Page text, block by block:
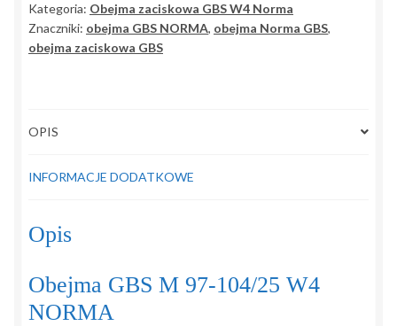
>97-
104/25<
Kategoria: Obejma zaciskowa GBS W4 Norma
Znaczniki: obejma GBS NORMA, obejma Norma GBS,
obejma zaciskowa GBS
OPIS
INFORMACJE DODATKOWE
Opis
Obejma GBS M 97-104/25 W4
NORMA